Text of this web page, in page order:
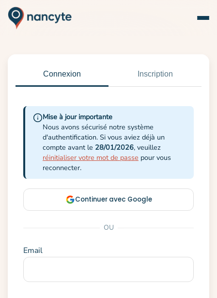
Connexion Inscription
Mise à jour importante
Nous avons sécurisé notre système
d'authentification. Si vous aviez déjà un
compte avant le 28/01/2026, veuillez
réinitialiser votre mot de passe pour vous
reconnecter.
Continuer avec Google
OU
Email